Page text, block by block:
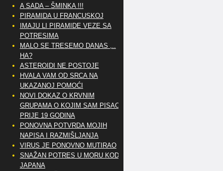
A SADA – ŠMINKA !!!
PIRAMIDA U FRANCUSKOJ
IMAJU LI PIRAMIDE VEZE SA
POTRESIMA
MALO SE TRESEMO DANAS ,..
HA?
ASTEROIDI NE POSTOJE
HVALA VAM OD SRCA NA
UKAZANOJ POMOĆI
NOVI DOKAZ O KRVNIM
GRUPAMA O KOJIM SAM PISAO
PRIJE 19 GODINA
PONOVNA POTVRDA MOJIH
NAPISA I RAZMIŠLJANJA
VIRUS JE PONOVNO MUTIRAO
SNAŽAN POTRES U MORU KOD
JAPANA